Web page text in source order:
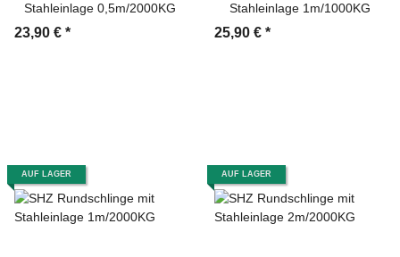
Stahleinlage 0,5m/2000KG
23,90 € *
Stahleinlage 1m/1000KG
25,90 € *
AUF LAGER AUF LAGER